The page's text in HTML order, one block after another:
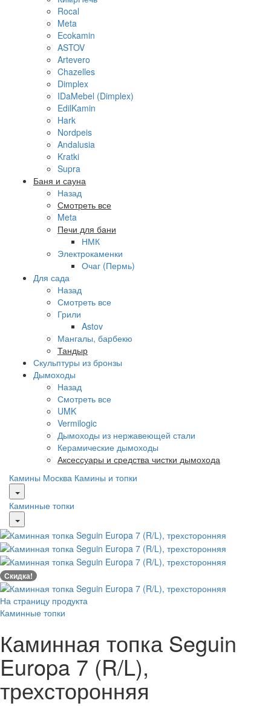
Rocal
Meta
Ecokamin
ASTOV
Artevero
Chazelles
Dimplex
IDaMebel (Dimplex)
EdilKamin
Hark
Nordpeis
Andalusia
Kratki
Supra
Баня и сауна
Назад
Смотреть все
Meta
Печи для бани
НМК
Электрокаменки
Очаг (Пермь)
Для сада
Назад
Смотреть все
Грили
Astov
Мангалы, барбекю
Тандыр
Скульптуры из бронзы
Дымоходы
Назад
Смотреть все
UMK
Vermilogic
Дымоходы из нержавеющей стали
Керамические дымоходы
Аксессуары и средства чистки дымохода
Камины Москва Камины и топки
Каминные топки
Скидка!
На страницу продукта
Каминные топки
Каминная топка Seguin
Europa 7 (R/L),
трехсторонняя